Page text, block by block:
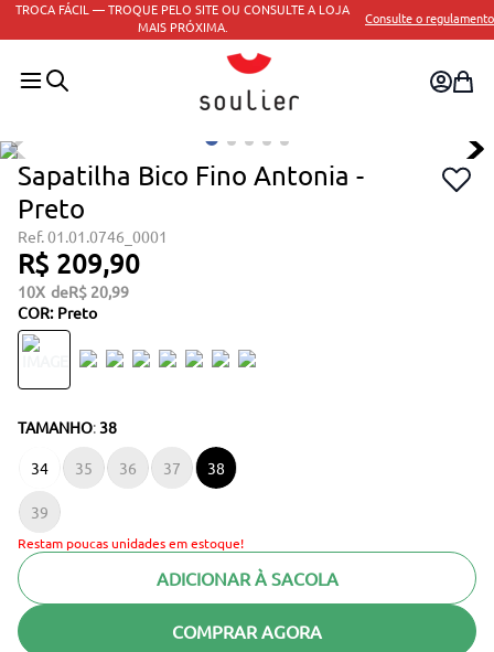
TROCA FÁCIL — TROQUE PELO SITE OU CONSULTE A LOJA
MAIS PRÓXIMA.
Consulte o regulamento
Sapatilha Bico Fino Antonia -
Preto
01.01.0746_0001
R$ 209,90
10 R$ 20,99
COR: Preto
TAMANHO: 38
34 35 36 37 38
39
Restam poucas unidades em estoque!
ADICIONAR À SACOLA
COMPRAR AGORA